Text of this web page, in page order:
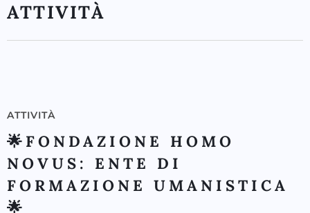
ATTIVITÀ
ATTIVITÀ
🌟FONDAZIONE HOMO
NOVUS: ENTE DI
FORMAZIONE UMANISTICA
🌟